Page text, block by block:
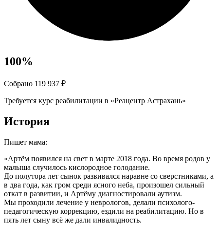
100%
Собрано 119 937 ₽
Требуется курс реабилитации в «Реацентр Астрахань»
История
Пишет мама:
«Артём появился на свет в марте 2018 года. Во время родов у
малыша случилось кислородное голодание.
До полутора лет сынок развивался наравне со сверстниками, а
в два года, как гром среди ясного неба, произошел сильный
откат в развитии, и Артёму диагностировали аутизм.
Мы проходили лечение у неврологов, делали психолого-
педагогическую коррекцию, ездили на реабилитацию. Но в
пять лет сыну всё же дали инвалидность.